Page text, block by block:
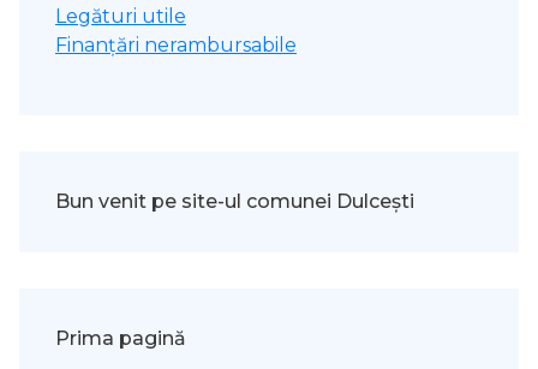
Legături utile
Finanțări nerambursabile
Bun venit pe site-ul comunei Dulcești
Prima pagină